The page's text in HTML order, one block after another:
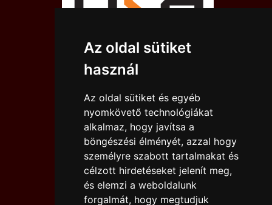
Az oldal sütiket
használ
Az oldal sütiket és egyéb
nyomkövető technológiákat
alkalmaz, hogy javítsa a
böngészési élményét, azzal hogy
személyre szabott tartalmakat és
célzott hirdetéseket jelenít meg,
és elemzi a weboldalunk
forgalmát, hogy megtudjuk
IMPRESSZUM